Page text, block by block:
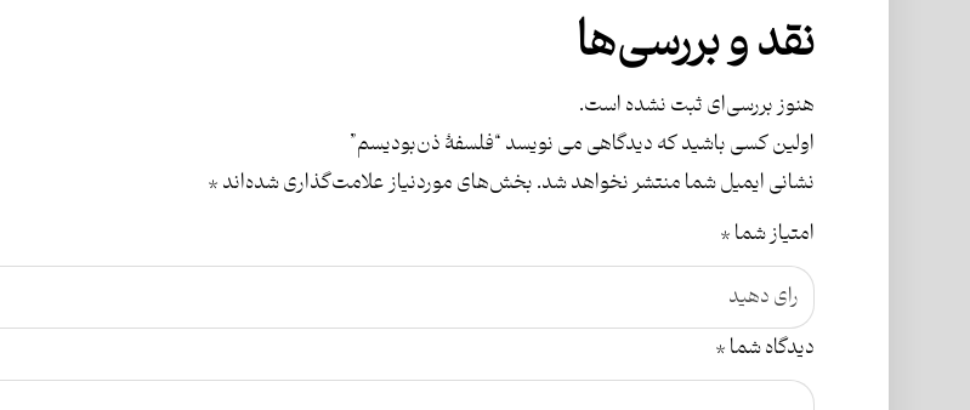
نقد و بررسی‌ها
هنوز بررسی‌ای ثبت نشده است.
اولین کسی باشید که دیدگاهی می نویسد “فلسفۀ ذن‌بودیسم”
نشانی ایمیل شما منتشر نخواهد شد.بخش‌های موردنیاز علامت‌گذاری شده‌اند*
امتیاز شما*
دیدگاه شما*